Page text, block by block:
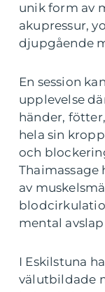
unik form av
akupressur,
djupgående
En session
upplevelse
händer,
hela sin
och
Thaimassage
av
mental
I Eskilstuna
välutbildade